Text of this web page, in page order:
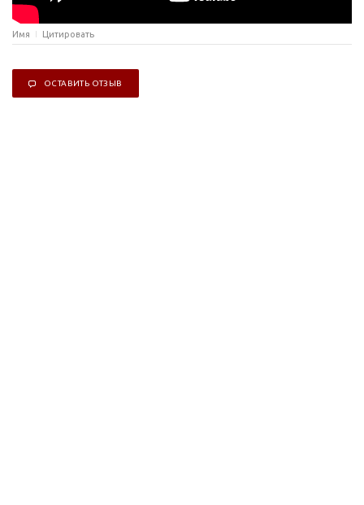
Имя Цитировать
ОСТАВИТЬ ОТЗЫВ